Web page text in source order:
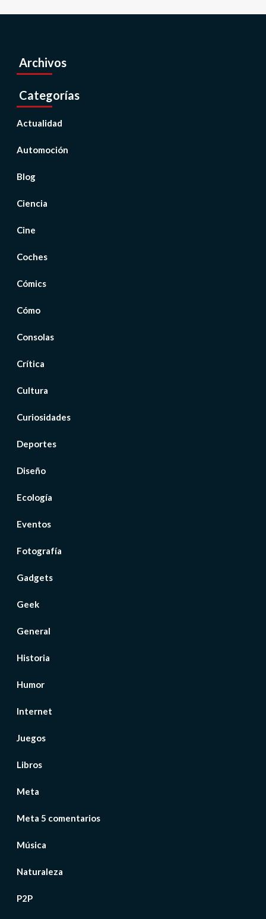
Archivos
Categorías
Actualidad
Automoción
Blog
Ciencia
Cine
Coches
Cómics
Cómo
Consolas
Crítica
Cultura
Curiosidades
Deportes
Diseño
Ecología
Eventos
Fotografía
Gadgets
Geek
General
Historia
Humor
Internet
Juegos
Libros
Meta
Meta 5 comentarios
Música
Naturaleza
P2P